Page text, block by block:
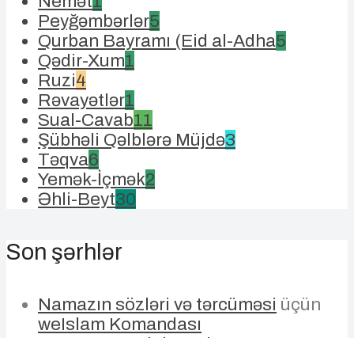
Peyğəmbərlər5
Qurban Bayramı (Eid al-Adha5
Qədir-Xum1
Ruzi4
Rəvayətlər1
Sual-Cavab11
Şübhəli Qəlblərə Müjdə3
Təqva6
Yemək-İçmək2
Əhli-Beyt30
Son şərhlər
Namazın sözləri və tərcüməsi üçün
weIslam Komandası